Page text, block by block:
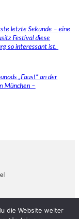
letzte Sekunde – eine
Festival diese
so interessant ist.
„Faust“ an der
München –
die Website weiter